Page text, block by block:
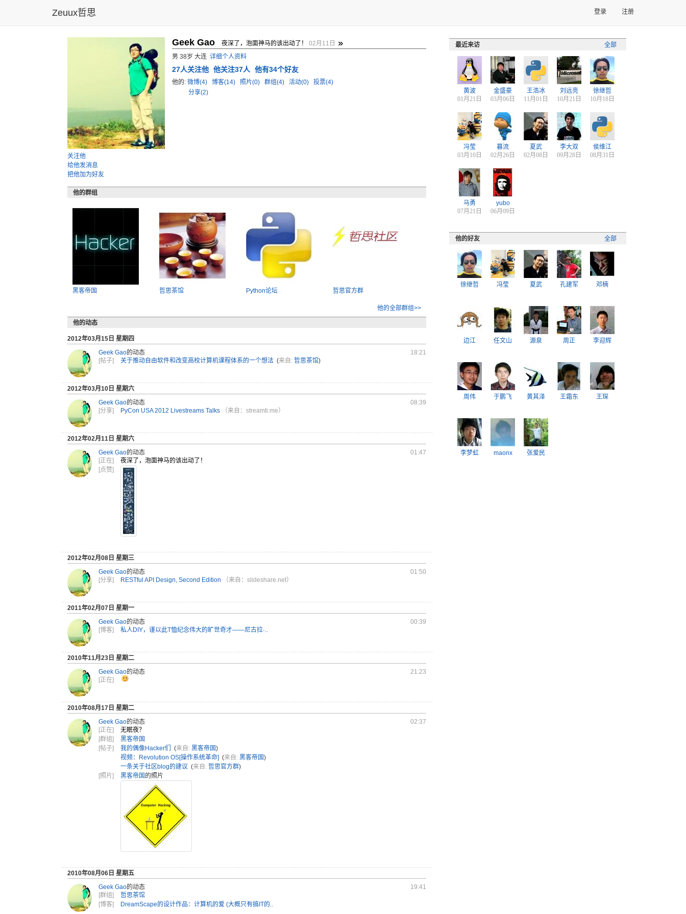
Zeuux哲思 登录 注册
关注他
给他发消息
把他加为好友
Geek Gao 夜深了，泡面神马的该出动了！
02月11日
男 38岁 大连 详细个人资料
27人关注他 他关注37人 他有34个好友
他的: 微博(4) 博客(14) 照片(0) 群组(4) 活动(0)
投票(4)
分享(2)
他的群组
黑客帝国 哲思茶馆 Python论坛 哲思官方群
他的全部群组>>
他的动态
2012年03月15日 星期四
Geek Gao的动态
18:21
[帖子]
关于推动自由软件和改变高校计算机课程体系的一个想法 (来自:哲思茶馆)
2012年03月10日 星期六
Geek Gao的动态
08:39
[分享]
PyCon USA 2012 Livestreams Talks （来自：streamti.me）
2012年02月11日 星期六
Geek Gao的动态
01:47
[正在]
夜深了，泡面神马的该出动了！
[点赞]
2012年02月08日 星期三
Geek Gao的动态
01:50
[分享]
RESTful API Design, Second Edition （来自：slideshare.net）
2011年02月07日 星期一
Geek Gao的动态
00:39
[博客]
私人DIY，谨以此T恤纪念伟大的旷世奇才——尼古拉·..
2010年11月23日 星期二
Geek Gao的动态
21:23
[正在]
2010年08月17日 星期二
Geek Gao的动态
02:37
[正在]
无眠夜？
[群组]
黑客帝国
[帖子]
我的偶像Hacker们 (来自:黑客帝国)
视频：Revolution OS[操作系统革命] (来自:黑客帝国)
一条关于社区blog的建议 (来自:哲思官方群)
[照片]
黑客帝国 的照片
2010年08月06日 星期五
Geek Gao的动态
19:41
[群组]
哲思茶馆
[博客]
DreamScape的设计作品：计算机的爱 (大概只有搞IT的..
全部
最近来访
黄波
01月21日
金盛豪
03月06日
王浩冰
11月01日
刘远亮
10月21日
徐继哲
10月18日
冯莹
03月10日
暮流
02月26日
夏武
02月08日
李大双
09月28日
侯维江
08月31日
马勇
07月21日
yubo
06月09日
全部
他的好友
徐继哲 冯莹 夏武 孔建军 邓楠
边江 任文山 源泉 周正 李迎辉
周伟 于鹏飞 黄其泽 王霜东 王琛
李梦虹 maonx 张爱民